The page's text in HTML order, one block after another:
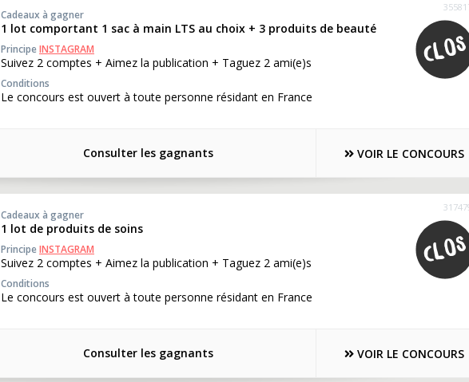
Cadeaux à gagner
1 lot comportant 1 sac à main LTS au choix + 3 produits de beauté
PrincipeINSTAGRAM
Suivez 2 comptes + Aimez la publication + Taguez 2 ami(e)s
Conditions
Le concours est ouvert à toute personne résidant en France
Consulter les gagnants VOIR LE CONCOURS
Cadeaux à gagner
1 lot de produits de soins
PrincipeINSTAGRAM
Suivez 2 comptes + Aimez la publication + Taguez 2 ami(e)s
Conditions
Le concours est ouvert à toute personne résidant en France
Consulter les gagnants VOIR LE CONCOURS